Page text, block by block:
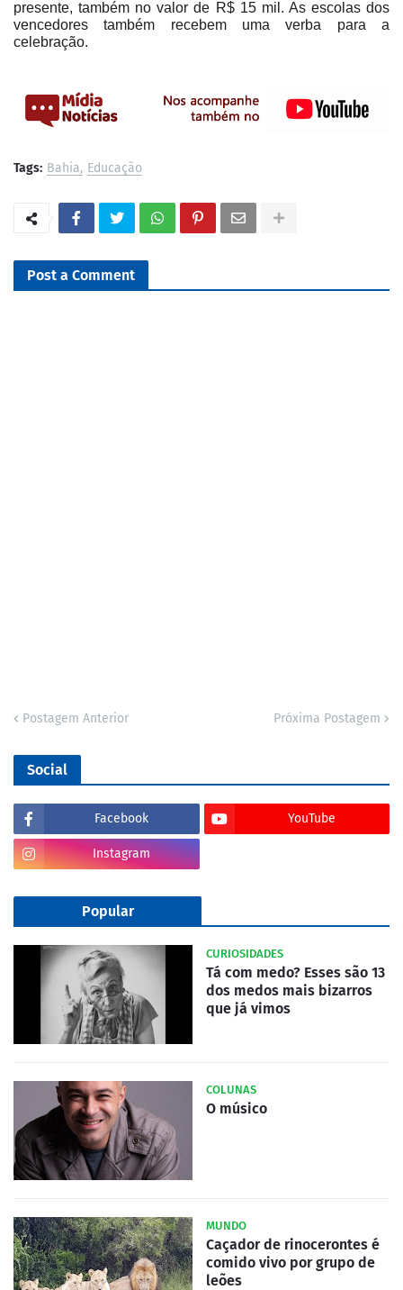
presente, também no valor de R$ 15 mil. As escolas dos
vencedores também recebem uma verba para a
celebração.
Tags: Bahia Educação
Post a Comment
Postagem Anterior Próxima Postagem
Social
Facebook YouTube
Instagram
Popular
CURIOSIDADES
Tá com medo? Esses são 13
dos medos mais bizarros
que já vimos
COLUNAS
O músico
MUNDO
Caçador de rinocerontes é
comido vivo por grupo de
leões